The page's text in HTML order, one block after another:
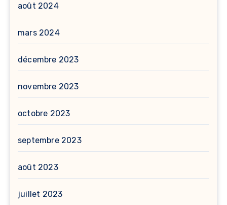
août 2024
mars 2024
décembre 2023
novembre 2023
octobre 2023
septembre 2023
août 2023
juillet 2023